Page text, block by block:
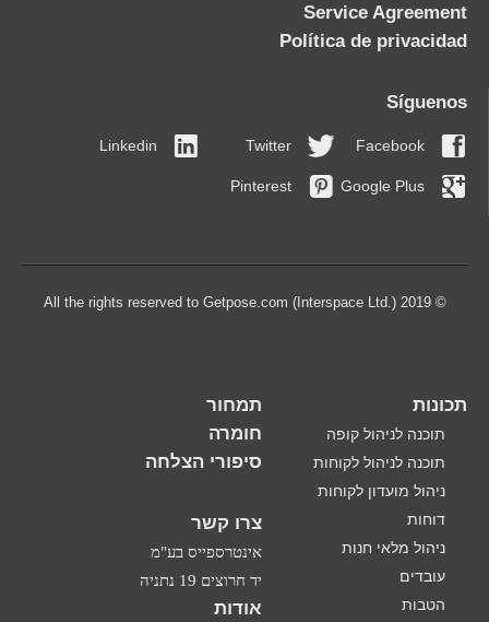
Service Agreement
Política de privacidad
Síguenos
Facebook
Twitter
Linkedin
Google Plus
Pinterest
© 2019 All the rights reserved to Getpose.com (Interspace Ltd.)
תכונות
תוכנה לניהול קופה
תוכנה לניהול לקוחות
ניהול מועדון לקוחות
דוחות
ניהול מלאי חנות
עובדים
הטבות
תמחור
חומרה
סיפורי הצלחה
צרו קשר
אינטרספייס בע"מ
יד חרוצים 19 נתניה
אודות